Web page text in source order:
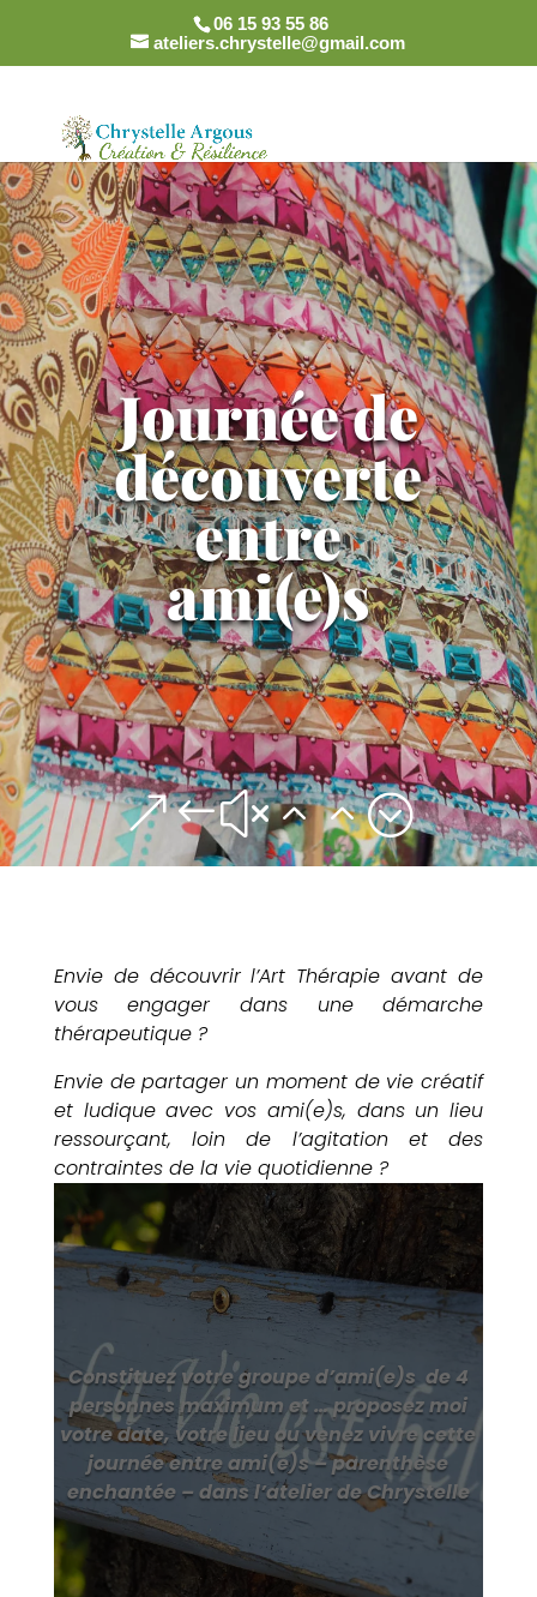
06 15 93 55 86
ateliers.chrystelle@gmail.com
Contact
Journée de
découverte
entre
ami(e)s
&#x22;
Envie de découvrir l’Art Thérapie avant de
vous engager dans une démarche
thérapeutique ?
Envie de partager un moment de vie créatif
et ludique avec vos ami(e)s, dans un lieu
ressourçant, loin de l’agitation et des
contraintes de la vie quotidienne ?
Constituez votre groupe d’ami(e)s de 4
personnes maximum et … proposez moi
votre date, votre lieu ou venez vivre cette
journée entre ami(e)s – parenthèse
enchantée – dans l’atelier de Chrystelle